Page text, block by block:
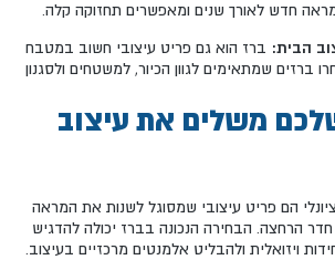
חדש לאורך שנים ומאפשרים תחזוקה קלה.
הבית: ברז הוא גם פריט עיצובי חשוב במטבח
ברזים שמתאימים לגוון הכיור, למשטחים ולסגנון
משלים את עיצוב
הם פריט עיצובי שמסוגל לשנות את המראה
הרחצה. הבחירה הנכונה בברז יכולה להדגיש
ויזואלית ולהבליט אלמנטים מרכזיים בעיצוב.